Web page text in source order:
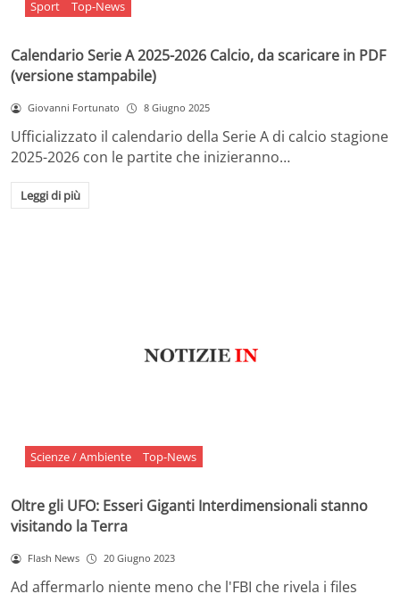
Sport Top-News
Calendario Serie A 2025-2026 Calcio, da scaricare in PDF
(versione stampabile)
Giovanni Fortunato 8 Giugno 2025
Ufficializzato il calendario della Serie A di calcio stagione
2025-2026 con le partite che inizieranno…
Leggi di più
Scienze / Ambiente Top-News
Oltre gli UFO: Esseri Giganti Interdimensionali stanno
visitando la Terra
Flash News 20 Giugno 2023
Ad affermarlo niente meno che l'FBI che rivela i files